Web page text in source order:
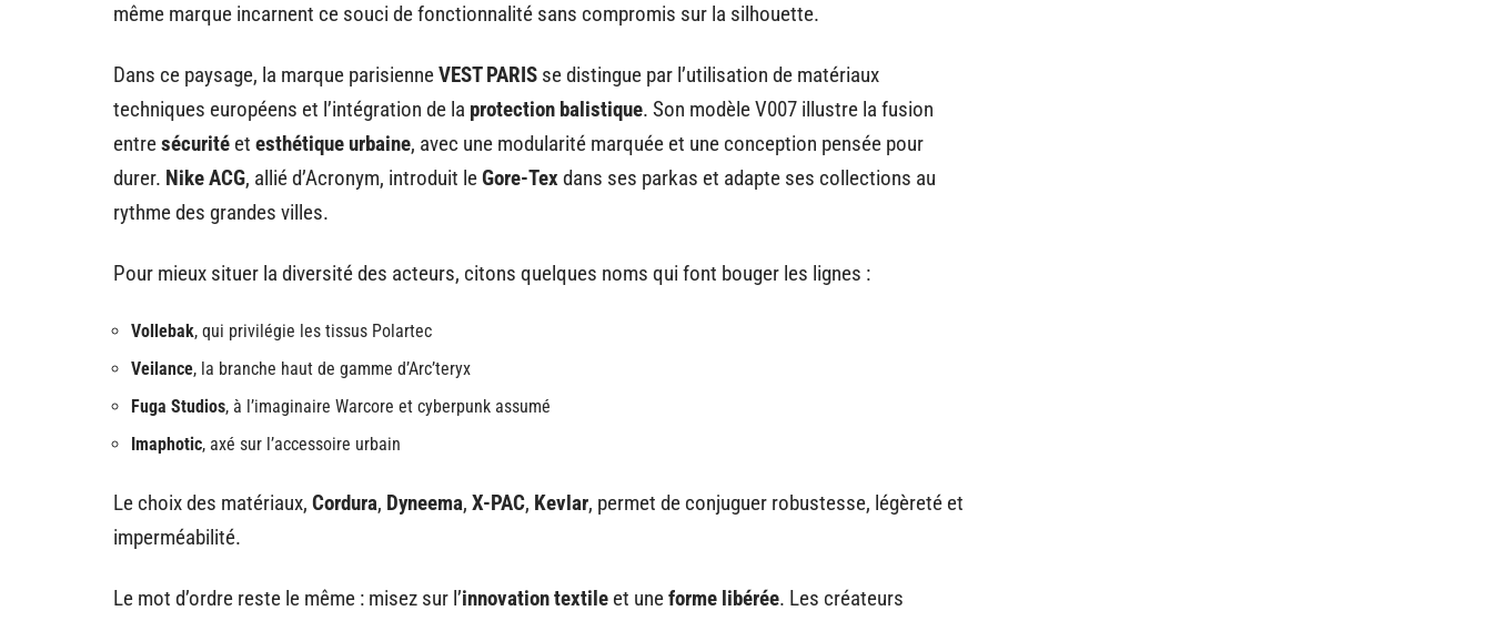
même marque incarnent ce souci de fonctionnalité sans compromis sur la silhouette.
Dans ce paysage, la marque parisienneVEST PARIS se distingue par l’utilisation de matériaux
techniques européens et l’intégration de la protection balistique. Son modèle V007 illustre la fusion
entresécurité et esthétique urbaine, avec une modularité marquée et une conception pensée pour
durer. Nike ACG, allié d’Acronym, introduit leGore-Texdans ses parkas et adapte ses collections au
rythme des grandes villes.
Pour mieux situer la diversité des acteurs, citons quelques noms qui font bouger les lignes :
Vollebak, qui privilégie les tissus Polartec
Veilance, la branche haut de gamme d’Arc’teryx
Fuga Studios, à l’imaginaire Warcore et cyberpunk assumé
Imaphotic, axé sur l’accessoire urbain
Le choix des matériaux, Cordura, Dyneema, X-PAC, Kevlar, permet de conjuguer robustesse, légèreté et
imperméabilité.
Le mot d’ordre reste le même : misez sur l’innovation textile et uneforme libérée. Les créateurs